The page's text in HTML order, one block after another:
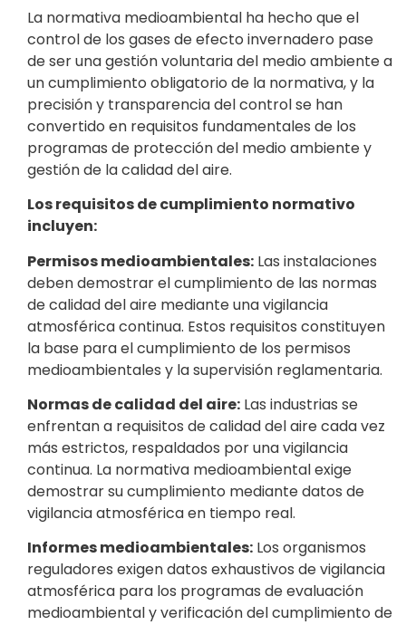
La normativa medioambiental ha hecho que el
control de los gases de efecto invernadero pase
de ser una gestión voluntaria del medio ambiente a
un cumplimiento obligatorio de la normativa, y la
precisión y transparencia del control se han
convertido en requisitos fundamentales de los
programas de protección del medio ambiente y
gestión de la calidad del aire.
Los requisitos de cumplimiento normativo
incluyen:
Permisos medioambientales: Las instalaciones
deben demostrar el cumplimiento de las normas
de calidad del aire mediante una vigilancia
atmosférica continua. Estos requisitos constituyen
la base para el cumplimiento de los permisos
medioambientales y la supervisión reglamentaria.
Normas de calidad del aire: Las industrias se
enfrentan a requisitos de calidad del aire cada vez
más estrictos, respaldados por una vigilancia
continua. La normativa medioambiental exige
demostrar su cumplimiento mediante datos de
vigilancia atmosférica en tiempo real.
Informes medioambientales: Los organismos
reguladores exigen datos exhaustivos de vigilancia
atmosférica para los programas de evaluación
medioambiental y verificación del cumplimiento de